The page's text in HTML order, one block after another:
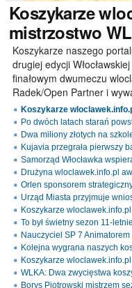
Koszykarze
mistrzostwo
Koszykarze naszego
drugiej edycji
finałowym dwumeczu
Radek/Open Partner i
Koszykarze
Po dwóch latach starań
Dwa miliony złotych na
Kujavia przegrała pierwszy
Samorząd Włocławka
Drużyna wloclawek.info.pl
Orlen sponsorem
Urząd Miasta przyjmuje
Koszykarze
To był świetny sezon 11-
Nauczyciel SP 7
Kolejna wygrana naszych
Koszykarze
WLKA: Dwa zwycięstwa
Borys Piotrowski mistrzem